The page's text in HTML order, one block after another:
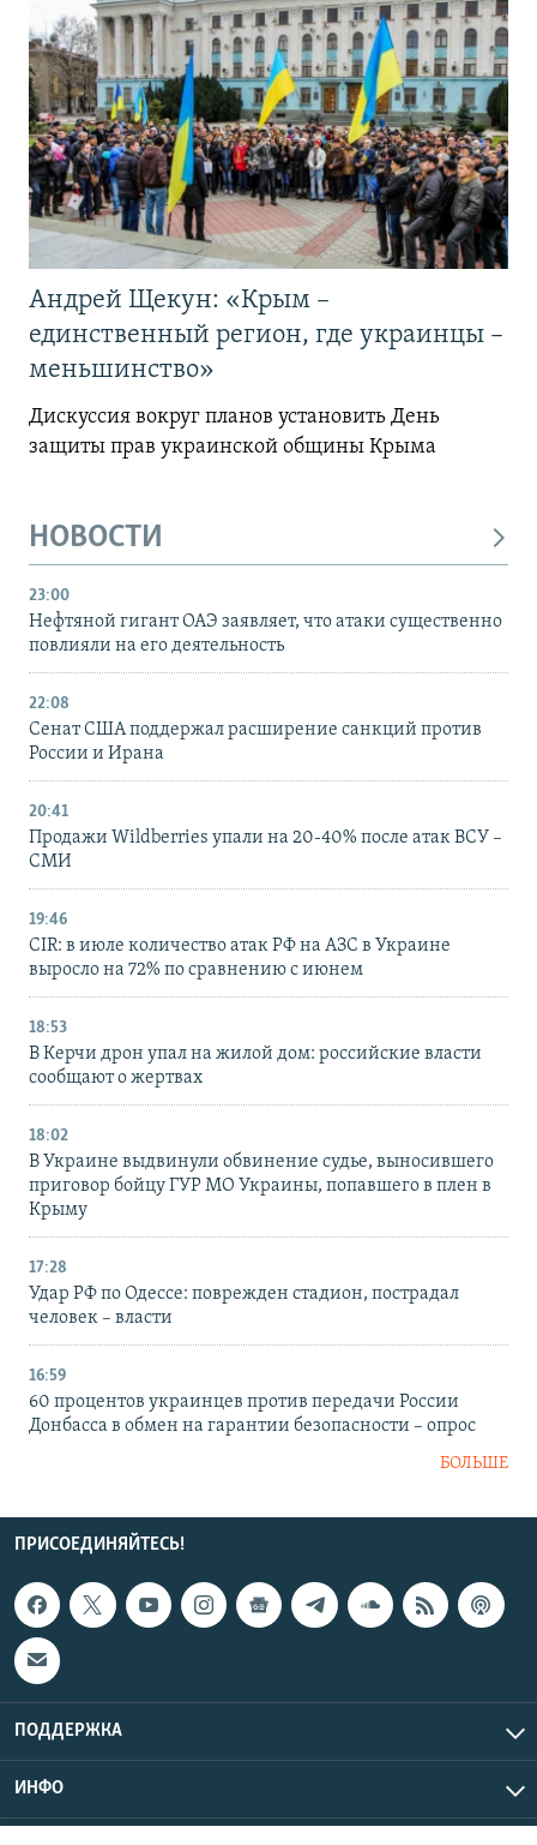
Андрей Щекун: «Крым –
единственный регион, где украинцы –
меньшинство»
Дискуссия вокруг планов установить День
защиты прав украинской общины Крыма
НОВОСТИ
23:00
Нефтяной гигант ОАЭ заявляет, что атаки существенно
повлияли на его деятельность
22:08
Сенат США поддержал расширение санкций против
России и Ирана
20:41
Продажи Wildberries упали на 20-40% после атак ВСУ –
СМИ
19:46
CIR: в июле количество атак РФ на АЗС в Украине
выросло на 72% по сравнению с июнем
18:53
В Керчи дрон упал на жилой дом: российские власти
сообщают о жертвах
18:02
В Украине выдвинули обвинение судье, выносившего
приговор бойцу ГУР МО Украины, попавшего в плен в
Крыму
17:28
Удар РФ по Одессе: поврежден стадион, пострадал
человек – власти
16:59
60 процентов украинцев против передачи России
Донбасса в обмен на гарантии безопасности – опрос
БОЛЬШЕ
ПРИСОЕДИНЯЙТЕСЬ!
ПОДДЕРЖКА
ИНФО